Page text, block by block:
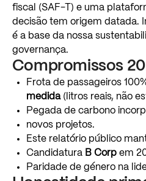
fiscal (SAF-T) e uma
decisão tem origem datada.
é a base da nossa
governança.
Compromissos
Frota de passageiros
medida (litros reais, não
Pegada de carbono
novos projetos.
Este relatório público
Candidatura B Corp em
Paridade de género na